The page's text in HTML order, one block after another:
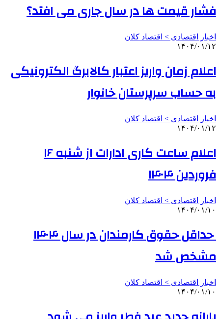
فشار قیمت‌ ها در سال جاری می افتد؟
اخبار اقتصادی > اقتصاد كلان
۱۴۰۴/۰۱/۱۲
اعلام زمان واریز اعتبار کالابرگ الکترونیکی
به حساب سرپرستان خانوار
اخبار اقتصادی > اقتصاد كلان
۱۴۰۴/۰۱/۱۲
اعلام ساعت کاری ادارات از شنبه ۱۶
فروردین ۱۴۰۴
اخبار اقتصادی > اقتصاد كلان
۱۴۰۴/۰۱/۱۰
حداقل حقوق کارمندان در سال ۱۴۰۴
مشخص شد
اخبار اقتصادی > اقتصاد كلان
۱۴۰۴/۰۱/۱۰